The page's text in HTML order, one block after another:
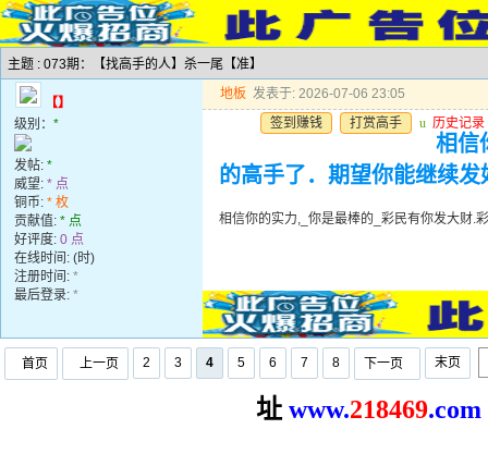
主题 : 073期：【找高手的人】杀一尾【准】
【】
级别： *
发帖: *
威望: * 点
铜币: * 枚
贡献值: * 点
好评度: 0 点
在线时间: (时)
注册时间: *
最后登录: *
地板 发表于: 2026-07-06 23:05
签到赚钱
打赏高手 u 历史记录
相信
的高手了．期望你能继续发
相信你的实力,_你是最棒的_彩民有你发大财.
首页 上一页 2 3 4 5 6 7 8 下一页 末页
址 www.218469.com